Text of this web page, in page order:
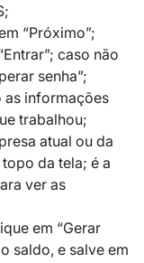
“Próximo”;
caso não
senha”;
as informações
trabalhou;
atual ou da
da tela; é a
ver as
em “Gerar
saldo, e salve em